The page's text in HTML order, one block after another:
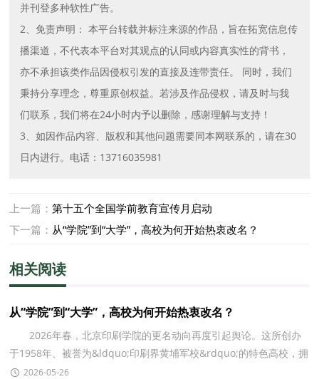
并刊登多种软性广告。
2、免责声明： 本平台转载并标注来源的作品，旨在拓宽信息传
播渠道，不代表本平台对其观点的认同或内容真实性的背书，
亦不承担该类作品因侵权引发的直接及连带责任。 同时，我们
秉持分享理念，尊重原创权益。若涉及作品侵权，请及时与我
们联系，我们将在24小时内予以删除，感谢理解与支持！
3、如因作品内容、版权和其他问题需要同本网联系的，请在30
日内进行。电话：13716035981
上一篇：第十五个全国学前教育宣传月启动
下一篇： 从“学院”到“大学”，高校为何开始热衷改名？
相关阅读
从“学院”到“大学”，高校为何开始热衷改名？
2026年春，北京印刷学院的更名动向再度引起舆论。这所创办
于1958年、被誉为&ldquo;印刷界黄埔军校&rdquo;的特色高校，拥
有1个博士学位授权点、1个博士后科研工作站及11个一
2026-05-26